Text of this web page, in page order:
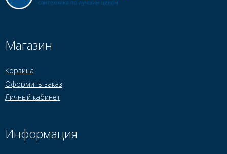
Магазин
Корзина
Оформить заказ
Личный кабинет
Информация